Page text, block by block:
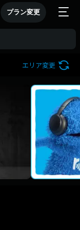
プラン変更
エリア変更